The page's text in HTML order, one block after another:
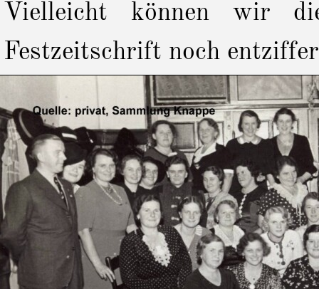
Vielleicht können wir
Festzeitschrift noch